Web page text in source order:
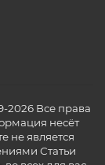
2026 Все права
несёт
не является
Статьи